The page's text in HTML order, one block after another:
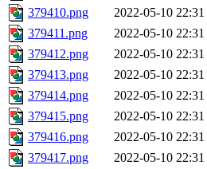
379410.png
2022-05-10 22:31
379411.png
2022-05-10 22:31
379412.png
2022-05-10 22:31
379413.png
2022-05-10 22:31
379414.png
2022-05-10 22:31
379415.png
2022-05-10 22:31
379416.png
2022-05-10 22:31
379417.png
2022-05-10 22:31